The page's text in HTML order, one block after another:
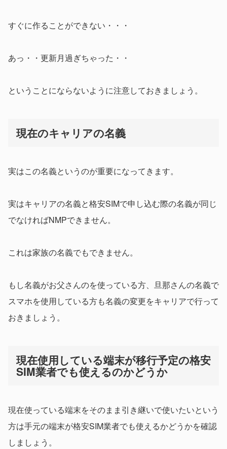
すぐに作ることができない・・・
あっ・・更新月過ぎちゃった・・
ということにならないように注意しておきましょう。
現在のキャリアの名義
実はこの名義というのが重要になってきます。
実はキャリアの名義と格安SIMで申し込む際の名義が同じ
でなければNMPできません。
これは家族の名義でもできません。
もし名義がお父さんのを使っている方、旦那さんの名義で
スマホを使用している方も名義の変更をキャリアで行って
おきましょう。
現在使用している端末が移行予定の格安
SIM業者でも使えるのかどうか
現在使っている端末をそのまま引き継いで使いたいという
方は手元の端末が格安SIM業者でも使えるかどうかを確認
しましょう。